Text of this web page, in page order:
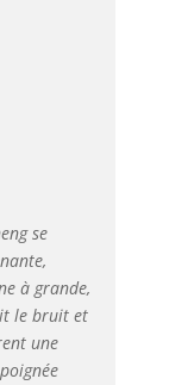
bruit,
un
se
à grande,
le bruit et
une